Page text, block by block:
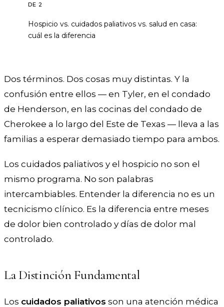
DE 2
Hospicio vs. cuidados paliativos vs. salud en casa:
cuál es la diferencia
Dos términos. Dos cosas muy distintas. Y la
confusión entre ellos — en Tyler, en el condado
de Henderson, en las cocinas del condado de
Cherokee a lo largo del Este de Texas — lleva a las
familias a esperar demasiado tiempo para ambos.
Los cuidados paliativos y el hospicio no son el
mismo programa. No son palabras
intercambiables. Entender la diferencia no es un
tecnicismo clínico. Es la diferencia entre meses
de dolor bien controlado y días de dolor mal
controlado.
La Distinción Fundamental
Los cuidados paliativos son una atención médica